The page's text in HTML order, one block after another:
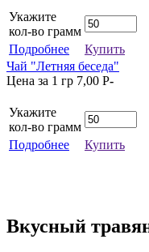
Укажите
кол-во грамм
Подробнее
Купить
Чай "Летняя беседа"
Цена за 1 гр 7,00 P-
Укажите
кол-во грамм
Подробнее
Купить
Вкусный